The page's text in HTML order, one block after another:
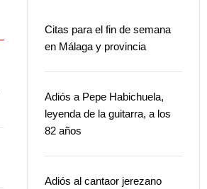
Citas para el fin de semana
en Málaga y provincia
Adiós a Pepe Habichuela,
leyenda de la guitarra, a los
82 años
Adiós al cantaor jerezano